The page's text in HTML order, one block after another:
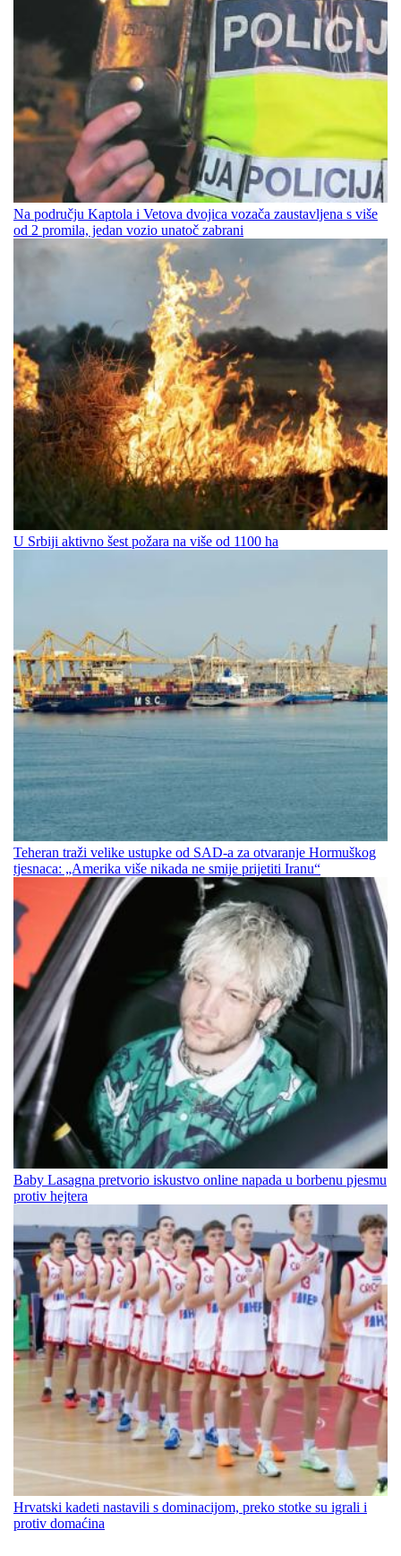
Na području Kaptola i Vetova dvojica vozača zaustavljena s više
od 2 promila, jedan vozio unatoč zabrani
U Srbiji aktivno šest požara na više od 1100 ha
Teheran traži velike ustupke od SAD-a za otvaranje Hormuškog
tjesnaca: „Amerika više nikada ne smije prijetiti Iranu“
Baby Lasagna pretvorio iskustvo online napada u borbenu pjesmu
protiv hejtera
Hrvatski kadeti nastavili s dominacijom, preko stotke su igrali i
protiv domaćina